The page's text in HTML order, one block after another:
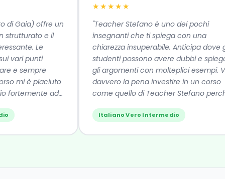
Gaia) offre un
e il
Le
vari punti
e sempre
mi è piaciuto
ad
★★★★★
"Teacher Stefano è uno dei pochi
insegnanti che ti spiega con una
chiarezza insuperabile. Anticipa dove gli
studenti possono avere dubbi e spiega
gli argomenti con molteplici esempi.
davvero la pena investire in un corso
come quello di Teacher Stefano perché
consiglio!"
Italiano Vero Intermedio